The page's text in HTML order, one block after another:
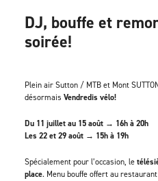
DJ, bouffe et
soirée!
Plein air Sutton / MTB et Mont
désormais Vendredis vélo!
Du 11 juillet au 15 août → 16h à 20h
Les 22 et 29 août → 15h à 19h
Spécialement pour l’occasion, le
place. Menu bouffe offert au